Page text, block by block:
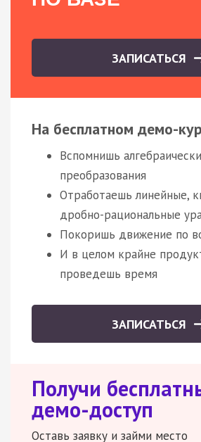
ЗАПИСАТЬСЯ
На бесплатном демо-
Вспомнишь
преобразования
Отработаешь линейные,
дробно-рациональные
Покоришь движение по
И в целом крайне
проведешь время
ЗАПИСАТЬСЯ
Получи
демо-доступ
Оставь заявку и займи место